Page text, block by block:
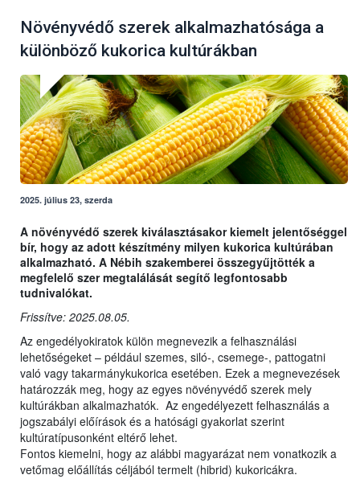
Növényvédő szerek alkalmazhatósága a
különböző kukorica kultúrákban
2025. július 23, szerda
A növényvédő szerek kiválasztásakor kiemelt jelentőséggel
bír, hogy az adott készítmény milyen kukorica kultúrában
alkalmazható. A Nébih szakemberei összegyűjtötték a
megfelelő szer megtalálását segítő legfontosabb
tudnivalókat.
Frissítve: 2025.08.05.
Az engedélyokiratok külön megnevezik a felhasználási
lehetőségeket – például szemes, siló-, csemege-, pattogatni
való vagy takarmánykukorica esetében. Ezek a megnevezések
határozzák meg, hogy az egyes növényvédő szerek mely
kultúrákban alkalmazhatók. Az engedélyezett felhasználás a
jogszabályi előírások és a hatósági gyakorlat szerint
kultúratípusonként eltérő lehet.
Fontos kiemelni, hogy az alábbi magyarázat nem vonatkozik a
vetőmag előállítás céljából termelt (hibrid) kukoricákra.